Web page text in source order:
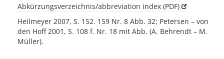
Abkürzungsverzeichnis/abbreviation index (PDF)
Heilmeyer 2007, S. 152. 159 Nr. 8 Abb. 32; Petersen – von
den Hoff 2001, S. 108 f. Nr. 18 mit Abb. (A. Behrendt – M.
Müller).